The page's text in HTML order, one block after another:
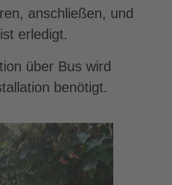
anschließen, und
erledigt.
über Bus wird
benötigt.